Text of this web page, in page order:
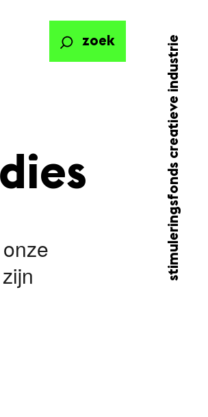
stimuleringsfonds creatieve industrie
zoek